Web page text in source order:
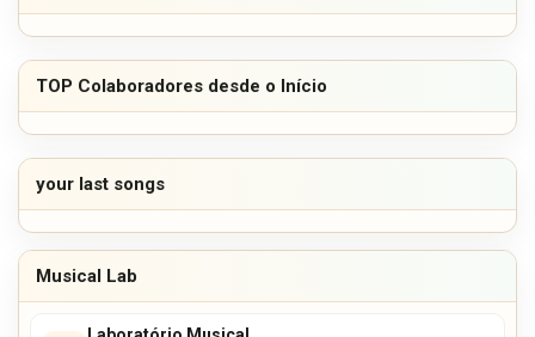
TOP Colaboradores desde o Início
your last songs
Musical Lab